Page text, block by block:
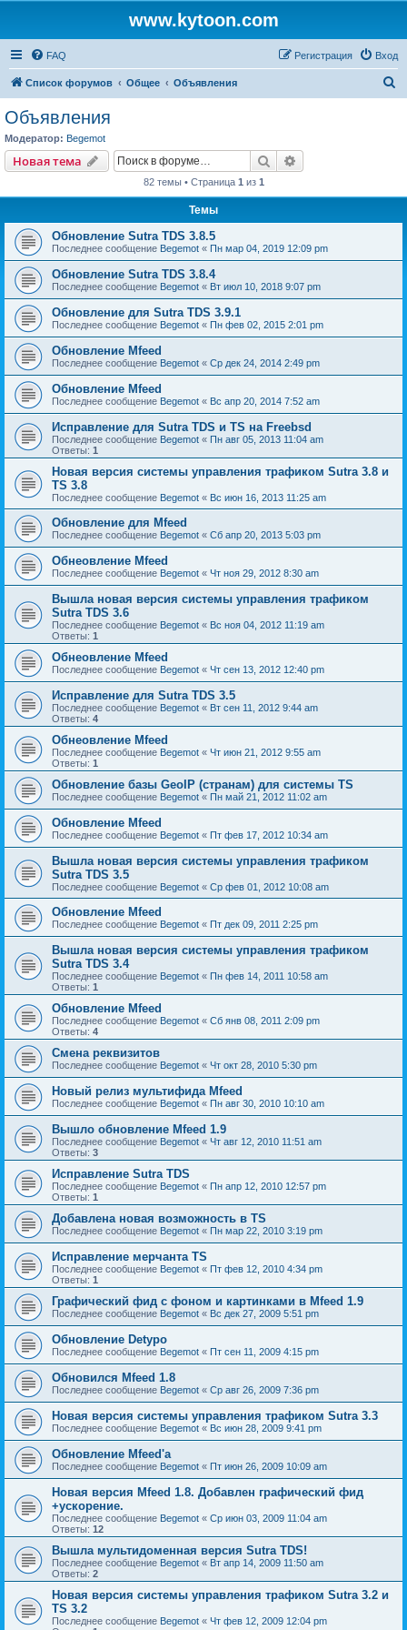
www.kytoon.com
FAQ Вход
Регистрация
Список форумов Общее Объявления
Объявления
Модератор: Begemot
Новая тема Поиск
82 темы • Страница 1 из 1
Темы
Обновление Sutra TDS 3.8.5
Последнее сообщение Begemot « Пн мар 04, 2019 12:09 pm
Обновление Sutra TDS 3.8.4
Последнее сообщение Begemot « Вт июл 10, 2018 9:07 pm
Обновление для Sutra TDS 3.9.1
Последнее сообщение Begemot « Пн фев 02, 2015 2:01 pm
Обновление Mfeed
Последнее сообщение Begemot « Ср дек 24, 2014 2:49 pm
Обновление Mfeed
Последнее сообщение Begemot « Вс апр 20, 2014 7:52 am
Исправление для Sutra TDS и TS на Freebsd
Последнее сообщение Begemot « Пн авг 05, 2013 11:04 am
Ответы: 1
Новая версия системы управления трафиком Sutra 3.8 и
TS 3.8
Последнее сообщение Begemot « Вс июн 16, 2013 11:25 am
Обновление для Mfeed
Последнее сообщение Begemot « Сб апр 20, 2013 5:03 pm
Обнеовление Mfeed
Последнее сообщение Begemot « Чт ноя 29, 2012 8:30 am
Вышла новая версия системы управления трафиком
Sutra TDS 3.6
Последнее сообщение Begemot « Вс ноя 04, 2012 11:19 am
Ответы: 1
Обнеовление Mfeed
Последнее сообщение Begemot « Чт сен 13, 2012 12:40 pm
Исправление для Sutra TDS 3.5
Последнее сообщение Begemot « Вт сен 11, 2012 9:44 am
Ответы: 4
Обнеовление Mfeed
Последнее сообщение Begemot « Чт июн 21, 2012 9:55 am
Ответы: 1
Обновление базы GeoIP (странам) для системы TS
Последнее сообщение Begemot « Пн май 21, 2012 11:02 am
Обновление Mfeed
Последнее сообщение Begemot « Пт фев 17, 2012 10:34 am
Вышла новая версия системы управления трафиком
Sutra TDS 3.5
Последнее сообщение Begemot « Ср фев 01, 2012 10:08 am
Обновление Mfeed
Последнее сообщение Begemot « Пт дек 09, 2011 2:25 pm
Вышла новая версия системы управления трафиком
Sutra TDS 3.4
Последнее сообщение Begemot « Пн фев 14, 2011 10:58 am
Ответы: 1
Обновление Mfeed
Последнее сообщение Begemot « Сб янв 08, 2011 2:09 pm
Ответы: 4
Смена реквизитов
Последнее сообщение Begemot « Чт окт 28, 2010 5:30 pm
Новый релиз мультифида Mfeed
Последнее сообщение Begemot « Пн авг 30, 2010 10:10 am
Вышло обновление Mfeed 1.9
Последнее сообщение Begemot « Чт авг 12, 2010 11:51 am
Ответы: 3
Исправление Sutra TDS
Последнее сообщение Begemot « Пн апр 12, 2010 12:57 pm
Ответы: 1
Добавлена новая возможность в TS
Последнее сообщение Begemot « Пн мар 22, 2010 3:19 pm
Исправление мерчанта TS
Последнее сообщение Begemot « Пт фев 12, 2010 4:34 pm
Ответы: 1
Графический фид с фоном и картинками в Mfeed 1.9
Последнее сообщение Begemot « Вс дек 27, 2009 5:51 pm
Обновление Detypo
Последнее сообщение Begemot « Пт сен 11, 2009 4:15 pm
Обновился Mfeed 1.8
Последнее сообщение Begemot « Ср авг 26, 2009 7:36 pm
Новая версия системы управления трафиком Sutra 3.3
Последнее сообщение Begemot « Вс июн 28, 2009 9:41 pm
Обновление Mfeed'а
Последнее сообщение Begemot « Пт июн 26, 2009 10:09 am
Новая версия Mfeed 1.8. Добавлен графический фид
+ускорение.
Последнее сообщение Begemot « Ср июн 03, 2009 11:04 am
Ответы: 12
Вышла мультидоменная версия Sutra TDS!
Последнее сообщение Begemot « Вт апр 14, 2009 11:50 am
Ответы: 2
Новая версия системы управления трафиком Sutra 3.2 и
TS 3.2
Последнее сообщение Begemot « Чт фев 12, 2009 12:04 pm